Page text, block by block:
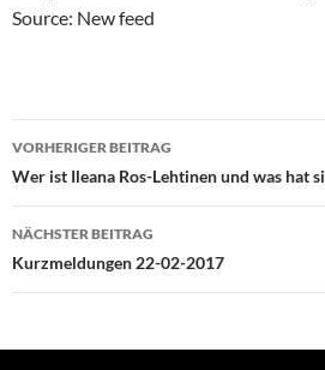
Source: New feed
Beitragsnavigation
VORHERIGER BEITRAG
Wer ist Ileana Ros-Lehtinen und was hat
NÄCHSTER BEITRAG
Kurzmeldungen 22-02-2017